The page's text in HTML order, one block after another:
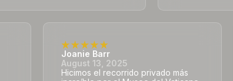
Joanie Barr
August 13, 2025
Hicimos el recorrido privado más